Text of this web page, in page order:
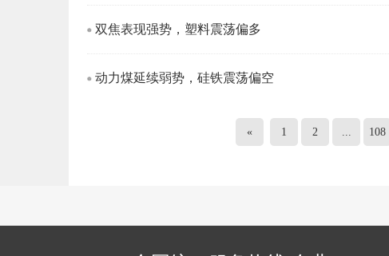
双焦表现强势，塑料震荡偏多
动力煤延续弱势，硅铁震荡偏空
« 1 2 ... 108